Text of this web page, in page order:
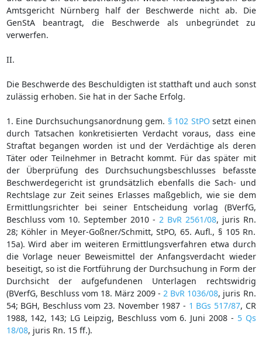
Amtsgericht Nürnberg half der Beschwerde nicht ab. Die
GenStA beantragt, die Beschwerde als unbegründet zu
verwerfen.
II.
Die Beschwerde des Beschuldigten ist statthaft und auch sonst
zulässig erhoben. Sie hat in der Sache Erfolg.
1. Eine Durchsuchungsanordnung gem. § 102 StPO setzt einen
durch Tatsachen konkretisierten Verdacht voraus, dass eine
Straftat begangen worden ist und der Verdächtige als deren
Täter oder Teilnehmer in Betracht kommt. Für das später mit
der Überprüfung des Durchsuchungsbeschlusses befasste
Beschwerdegericht ist grundsätzlich ebenfalls die Sach- und
Rechtslage zur Zeit seines Erlasses maßgeblich, wie sie dem
Ermittlungsrichter bei seiner Entscheidung vorlag (BVerfG,
Beschluss vom 10. September 2010 - 2 BvR 2561/08, juris Rn.
28; Köhler in Meyer-Goßner/Schmitt, StPO, 65. Aufl., § 105 Rn.
15a). Wird aber im weiteren Ermittlungsverfahren etwa durch
die Vorlage neuer Beweismittel der Anfangsverdacht wieder
beseitigt, so ist die Fortführung der Durchsuchung in Form der
Durchsicht der aufgefundenen Unterlagen rechtswidrig
(BVerfG, Beschluss vom 18. März 2009 - 2 BvR 1036/08, juris Rn.
54; BGH, Beschluss vom 23. November 1987 - 1 BGs 517/87, CR
1988, 142, 143; LG Leipzig, Beschluss vom 6. Juni 2008 - 5 Qs
18/08, juris Rn. 15 ff.).